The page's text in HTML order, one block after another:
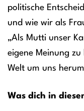
politische
und wie wir als
„Als Mutti unser
eigene Meinung
Welt um uns
Was dich in